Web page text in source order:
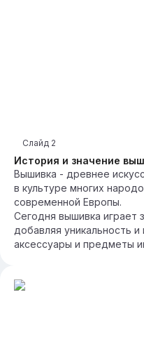
История и значение
Слайд 2
Вышивка - древнее
в культуре многих
современной Европы.
Сегодня вышивка играет
добавляя уникальность
аксессуары и предметы